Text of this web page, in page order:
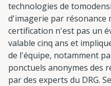
technologies de
d'imagerie par résonance
certification n'est pas un
valable cinq ans et
de l'équipe, notamment
ponctuels anonymes des
par des experts du DRG.